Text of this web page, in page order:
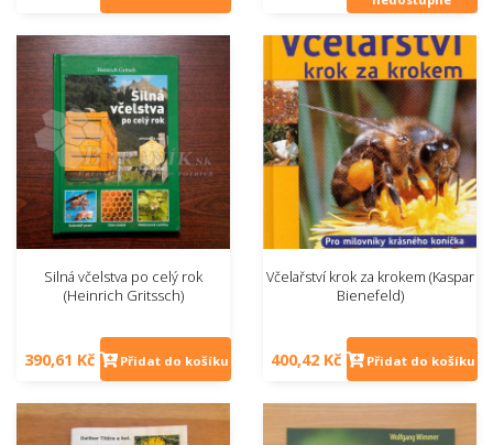
Silná včelstva po celý rok
(Heinrich Gritssch)
390,61 Kč Přidat do košíku
Včelařství krok za krokem (Kaspar
Bienefeld)
400,42 Kč Přidat do košíku